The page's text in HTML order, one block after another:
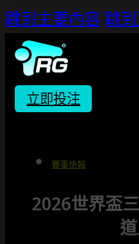
跳到主要內容 跳
立即投注
賽事快報
2026世界盃